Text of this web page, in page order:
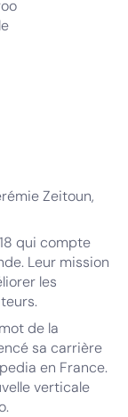
Zeitoun,
qui compte
Leur mission
les
de la
sa carrière
en France.
verticale